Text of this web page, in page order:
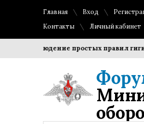
Главная Вход
Контакты
Личный кабинет
Соблюдение простых правил